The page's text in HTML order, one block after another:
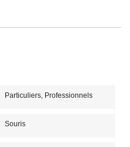
Particuliers, Professionnels
Souris